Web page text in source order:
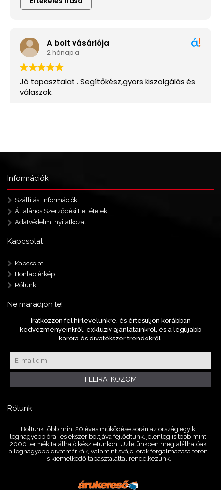
Információk
Szállítási információk
Általános Szerződési Feltételek
Adatvédelmi nyilatkozat
Kapcsolat
Kapcsolat
Honlaptérkép
Rólunk
Ne maradjon le!
Iratkozzon fel hírlevelünkre, és értesüljön korábban
kedvezményeinkről, exkluzív ajánlatainkról, és a legújabb
karóra és divatékszer trendekről.
FELIRATKOZOM
Rólunk
Boltunk több mint 20 éves működése során az ország egyik
legnagyobb óra- és ékszer boltjává fejlődtünk, jelenleg is több mint
2000 termék található készletünkön. Üzletünkben megtalálhatóak
a legnagyobb divatmárkák, valamint svájci órák forgalmazása terén
is kiemelkedő tapasztalattal rendelkezünk.